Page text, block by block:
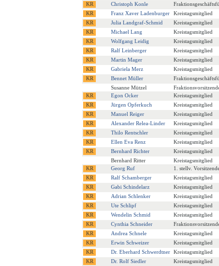
Christoph Konle
Franz Xaver Ladenburger
Kreistagsmitglied
Julia Landgraf-Schmid
Kreistagsmitglied
Michael Lang
Kreistagsmitglied
Wolfgang Leidig
Kreistagsmitglied
Ralf Leinberger
Kreistagsmitglied
Martin Mager
Kreistagsmitglied
Gabriela Merz
Kreistagsmitglied
Bennet Müller
Susanne Mützel
Egon Ocker
Kreistagsmitglied
Jürgen Opferkuch
Kreistagsmitglied
Manuel Reiger
Kreistagsmitglied
Alexander Relea-Linder
Kreistagsmitglied
Thilo Rentschler
Kreistagsmitglied
Ellen Eva Renz
Kreistagsmitglied
Bernhard Richter
Kreistagsmitglied
Bernhard Ritter
Kreistagsmitglied
Georg Ruf
1. stellv.
Ralf Schamberger
Kreistagsmitglied
Gabi Schindelarz
Kreistagsmitglied
Adrian Schlenker
Kreistagsmitglied
Ute Schlipf
Kreistagsmitglied
Wendelin Schmid
Kreistagsmitglied
Cynthia Schneider
Andrea Schnele
Kreistagsmitglied
Erwin Schweizer
Kreistagsmitglied
Dr. Eberhard Schwerdtner Kreistagsmitglied
Dr. Rolf Siedler
Kreistagsmitglied